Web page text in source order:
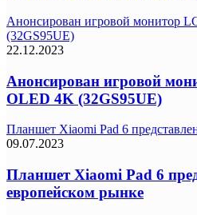
Анонсирован игровой монитор
(32GS95UE)
22.12.2023
Анонсирован игровой
OLED 4K (32GS95UE)
Планшет Xiaomi Pad 6
09.07.2023
Планшет Xiaomi Pad 6
европейском рынке